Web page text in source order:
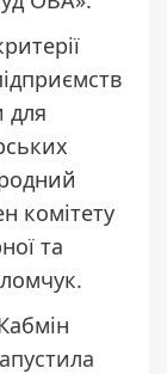
для
комітету
та
апустила